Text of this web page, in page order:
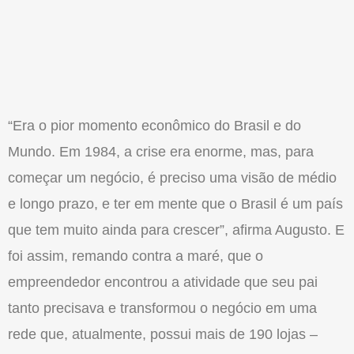
“Era o pior momento econômico do Brasil e do
Mundo. Em 1984, a crise era enorme, mas, para
começar um negócio, é preciso uma visão de médio
e longo prazo, e ter em mente que o Brasil é um país
que tem muito ainda para crescer”, afirma Augusto. E
foi assim, remando contra a maré, que o
empreendedor encontrou a atividade que seu pai
tanto precisava e transformou o negócio em uma
rede que, atualmente, possui mais de 190 lojas –